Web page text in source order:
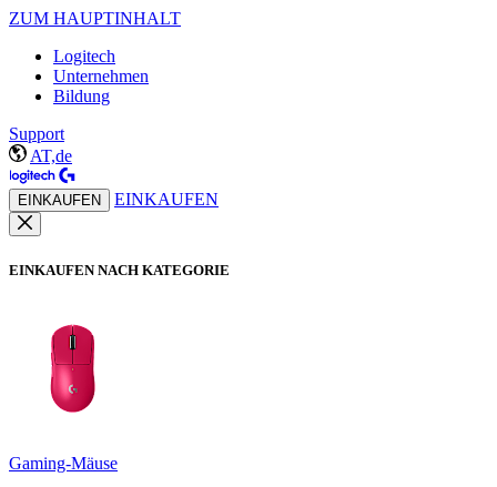
ZUM HAUPTINHALT
Logitech
Unternehmen
Bildung
Support
AT,de
EINKAUFEN EINKAUFEN
EINKAUFEN NACH KATEGORIE
Gaming-Mäuse